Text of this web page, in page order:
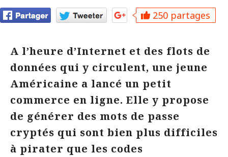
250 partages
A l’heure d’Internet et des flots de
données qui y circulent, une jeune
Américaine a lancé un petit
commerce en ligne. Elle y propose
de générer des mots de passe
cryptés qui sont bien plus difficiles
à pirater que les codes